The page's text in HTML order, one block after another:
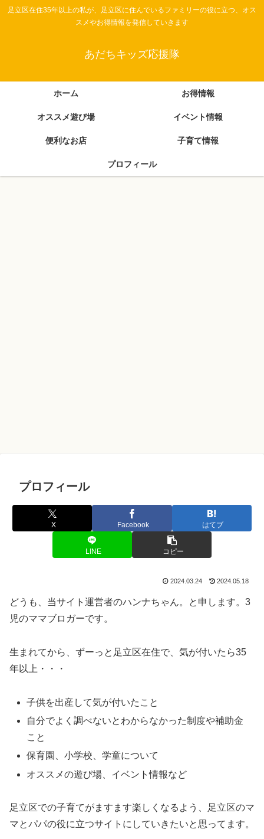
足立区在住35年以上の私が、足立区に住んでいるファミリーの役に立つ、オス
スメやお得情報を発信していきます
あだちキッズ応援隊
ホーム お得情報
オススメ遊び場 イベント情報
便利なお店 子育て情報
プロフィール
プロフィール
X Facebook はてブ
LINE コピー
2024.03.24 2024.05.18
どうも、当サイト運営者のハンナちゃん。と申します。3
児のママブロガーです。
生まれてから、ずーっと足立区在住で、気が付いたら35
年以上・・・
子供を出産して気が付いたこと
自分でよく調べないとわからなかった制度や補助金
こと
保育園、小学校、学童について
オススメの遊び場、イベント情報など
足立区での子育てがますます楽しくなるよう、足立区のマ
マとパパの役に立つサイトにしていきたいと思ってます。